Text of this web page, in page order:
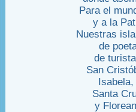
Para el
y a la
Nuestras
de
de
San
Santa
y